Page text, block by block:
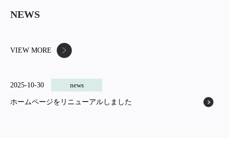
NEWS
VIEW MORE
2025-10-30 news
ホームページをリニューアルしました